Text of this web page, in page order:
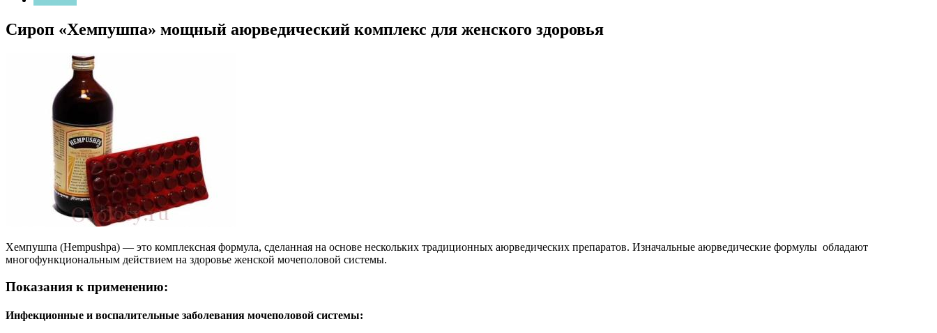
Сироп «Хемпушпа» мощный аюрведический комплекс для женского здоровья
Хемпушпа (Hempushpa) — это комплексная формула, сделанная на основе нескольких традиционных аюрведических препаратов. Изначальные аюрведические формулы обладают
многофункциональным действием на здоровье женской мочеполовой системы.
Показания к применению:
Инфекционные и воспалительные заболевания мочеполовой системы: